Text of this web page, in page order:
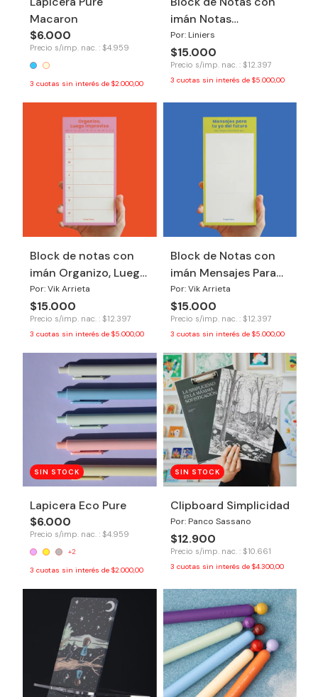
Macaron
$6.000
Precio s/imp. nac. : $4.959
3 cuotas sin interés de $2.000,00
imán Notas
Macanudas
Por: Liniers
$15.000
Precio s/imp. nac. : $12.397
3 cuotas sin interés de $5.000,00
Block de notas con
imán Organizo, Luego
Improviso
Por: Vik Arrieta
$15.000
Precio s/imp. nac. : $12.397
3 cuotas sin interés de $5.000,00
Block de Notas con
imán Mensajes Para
Tu Yo del Futuro
Por: Vik Arrieta
$15.000
Precio s/imp. nac. : $12.397
3 cuotas sin interés de $5.000,00
SIN STOCK
Lapicera Eco Pure
$6.000
Precio s/imp. nac. : $4.959
+2
3 cuotas sin interés de $2.000,00
SIN STOCK
Clipboard Simplicidad
Por: Panco Sassano
$12.900
Precio s/imp. nac. : $10.661
3 cuotas sin interés de $4.300,00